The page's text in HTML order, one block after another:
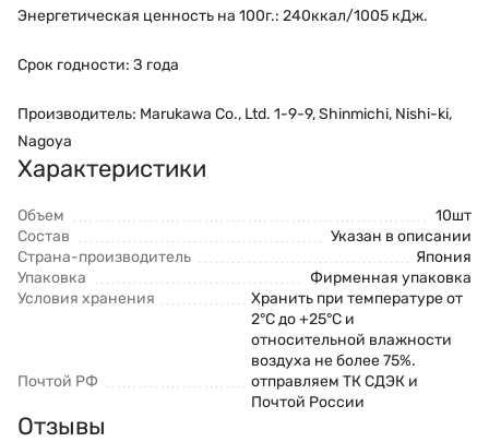
Энергетическая ценность на 100г.: 240ккал/1005 кДж.
Срок годности: З года
Производитель: Marukawa Со., Ltd. 1-9-9, Shinmichi, Nishi-ki,
Nagoya
Характеристики
Объем
10шт
Состав
Указан в описании
Страна-производитель
Япония
Упаковка
Фирменная упаковка
Условия хранения
Хранить при температуре от
2°С до +25°С и
относительной влажности
воздуха не более 75%.
Почтой РФ
отправляем ТК СДЭК и
Почтой России
Отзывы